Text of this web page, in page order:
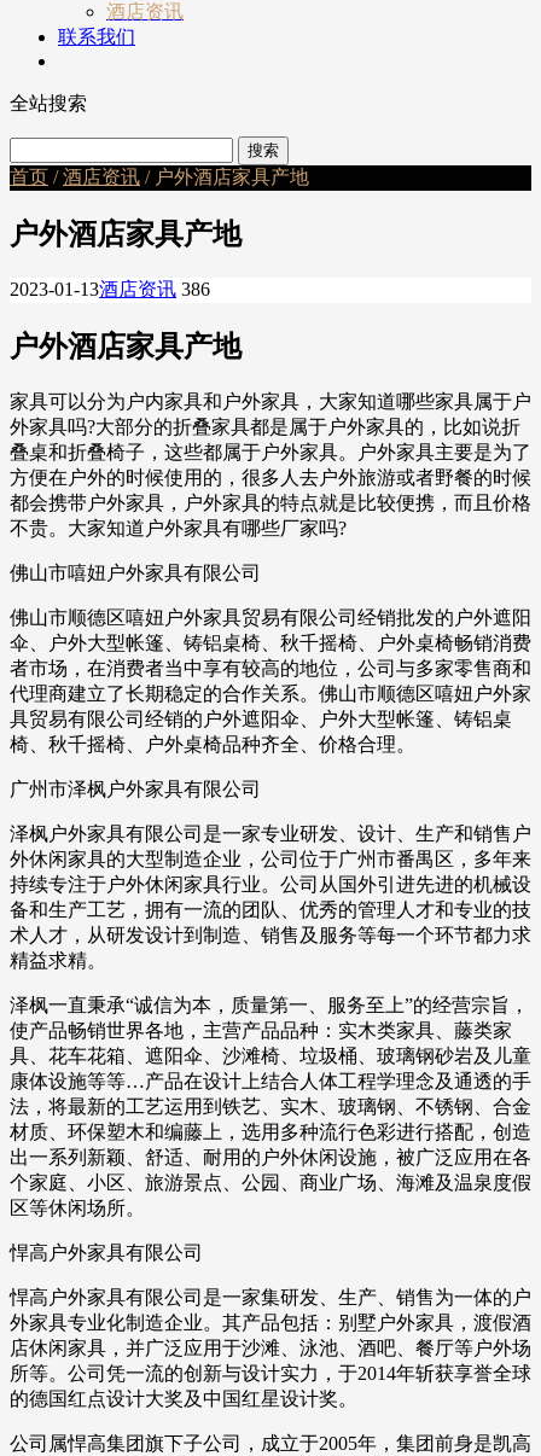
酒店资讯
联系我们
全站搜索
首页 /酒店资讯 / 户外酒店家具产地
户外酒店家具产地
2023-01-13酒店资讯 386
户外酒店家具产地
家具可以分为户内家具和户外家具，大家知道哪些家具属于户
外家具吗?大部分的折叠家具都是属于户外家具的，比如说折
叠桌和折叠椅子，这些都属于户外家具。户外家具主要是为了
方便在户外的时候使用的，很多人去户外旅游或者野餐的时候
都会携带户外家具，户外家具的特点就是比较便携，而且价格
不贵。大家知道户外家具有哪些厂家吗?
佛山市嘻妞户外家具有限公司
佛山市顺德区嘻妞户外家具贸易有限公司经销批发的户外遮阳
伞、户外大型帐篷、铸铝桌椅、秋千摇椅、户外桌椅畅销消费
者市场，在消费者当中享有较高的地位，公司与多家零售商和
代理商建立了长期稳定的合作关系。佛山市顺德区嘻妞户外家
具贸易有限公司经销的户外遮阳伞、户外大型帐篷、铸铝桌
椅、秋千摇椅、户外桌椅品种齐全、价格合理。
广州市泽枫户外家具有限公司
泽枫户外家具有限公司是一家专业研发、设计、生产和销售户
外休闲家具的大型制造企业，公司位于广州市番禺区，多年来
持续专注于户外休闲家具行业。公司从国外引进先进的机械设
备和生产工艺，拥有一流的团队、优秀的管理人才和专业的技
术人才，从研发设计到制造、销售及服务等每一个环节都力求
精益求精。
泽枫一直秉承“诚信为本，质量第一、服务至上”的经营宗旨，
使产品畅销世界各地，主营产品品种：实木类家具、藤类家
具、花车花箱、遮阳伞、沙滩椅、垃圾桶、玻璃钢砂岩及儿童
康体设施等等…产品在设计上结合人体工程学理念及通透的手
法，将最新的工艺运用到铁艺、实木、玻璃钢、不锈钢、合金
材质、环保塑木和编藤上，选用多种流行色彩进行搭配，创造
出一系列新颖、舒适、耐用的户外休闲设施，被广泛应用在各
个家庭、小区、旅游景点、公园、商业广场、海滩及温泉度假
区等休闲场所。
悍高户外家具有限公司
悍高户外家具有限公司是一家集研发、生产、销售为一体的户
外家具专业化制造企业。其产品包括：别墅户外家具，渡假酒
店休闲家具，并广泛应用于沙滩、泳池、酒吧、餐厅等户外场
所等。公司凭一流的创新与设计实力，于2014年斩获享誉全球
的德国红点设计大奖及中国红星设计奖。
公司属悍高集团旗下子公司，成立于2005年，集团前身是凯高